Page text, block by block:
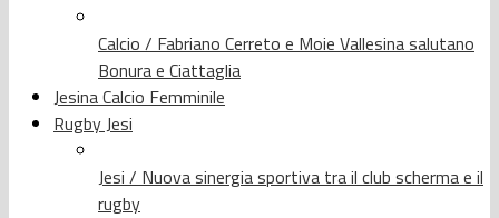
Calcio / Fabriano Cerreto e Moie Vallesina salutano
Bonura e Ciattaglia
Jesina Calcio Femminile
Rugby Jesi
Jesi / Nuova sinergia sportiva tra il club scherma e il
rugby